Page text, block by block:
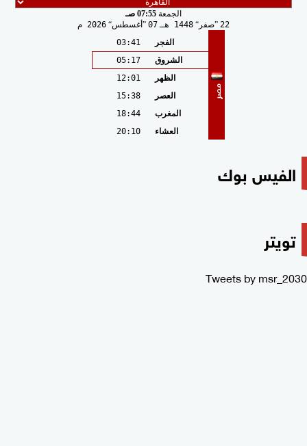
الجمعة 07:55 صـ
22
صفر 1448 هـ 07 أغسطس 2026 م
مصر
الفجر
03:41
الشروق
05:17
الظهر
12:01
العصر
15:38
المغرب
18:44
العشاء
20:10
الفيس بوك
تويتر
Tweets by msr_2030